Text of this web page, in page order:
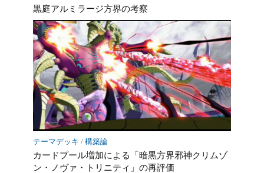
黒庭アルミラージ方界の考察
テーマデッキ /構築論
カードプール増加による「暗黒方界邪神クリムゾ
ン・ノヴァ・トリニティ」の再評価